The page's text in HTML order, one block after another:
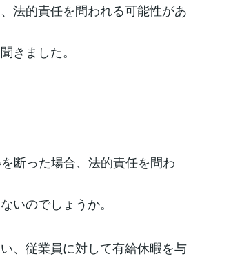
法的責任を問われる可能性があ
きました。
断った場合、法的責任を問わ
いのでしょうか。
、従業員に対して有給休暇を与